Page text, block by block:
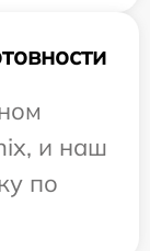
и наш
по